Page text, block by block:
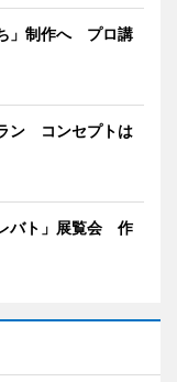
」制作へ プロ講
ン コンセプトは
バト」展覧会 作